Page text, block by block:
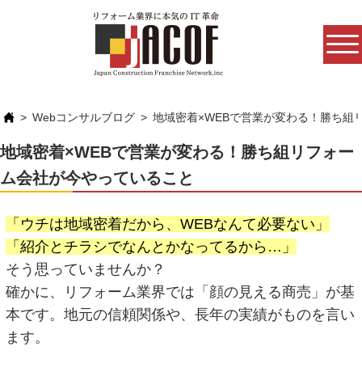
Webコンサルブログ 地域密着×WEBで営業が変わる！勝ち組
地域密着×WEBで営業が変わる！勝ち組リフォー
ム会社が今やっていること
「ウチは地域密着だから、WEBなんて必要ない」
「紹介とチラシでなんとかなってるから…」
そう思っていませんか？
確かに、リフォーム業界では「顔の見える商売」が基
本です。地元の信頼関係や、長年の実績がものを言い
ます。